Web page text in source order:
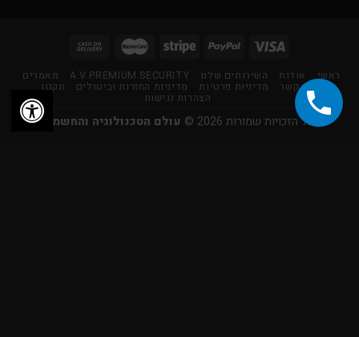
ראשי אודות השירותים שלנו A.V PREMIUM SECURITY מאמרים
צור קשר מדיניות פרטיות מדיניות החזרות וביטולים תקנון
הצהרות נגישות
כל הזכויות שמורות 2026 © עולם הטכנולוגיה והחשמל